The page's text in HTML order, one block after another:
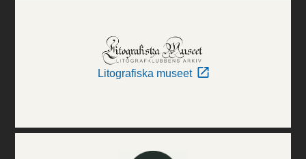
Litografiska museet